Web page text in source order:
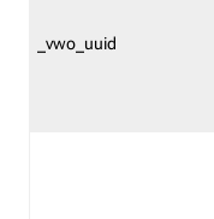
_vwo_uuid